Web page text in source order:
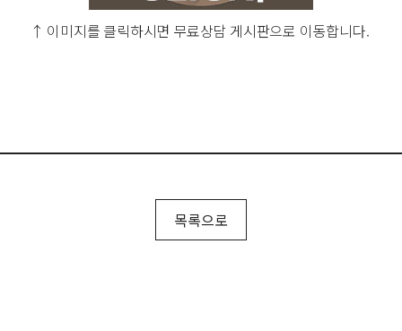
↑ 이미지를 클릭하시면 무료상담 게시판으로 이동합니다.
목록으로